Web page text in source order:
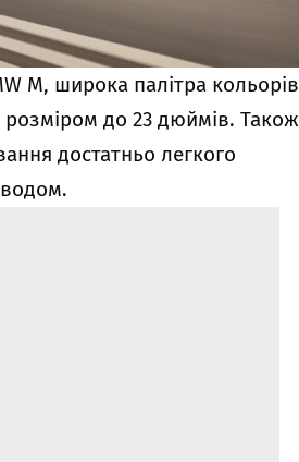
M, широка палітра кольорів
розміром до 23 дюймів. Також
достатньо легкого